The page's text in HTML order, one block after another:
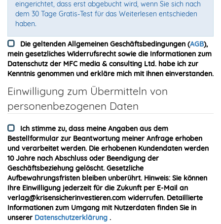
eingerichtet, dass erst abgebucht wird, wenn Sie sich nach
dem 30 Tage Gratis-Test für das Weiterlesen entschieden
haben.
Die geltenden Allgemeinen Geschäftsbedingungen (AGB),
mein gesetzliches Widerrufsrecht sowie die Informationen zum
Datenschutz der MFC media & consulting Ltd. habe ich zur
Kenntnis genommen und erkläre mich mit ihnen einverstanden.
Einwilligung zum Übermitteln von
personenbezogenen Daten
Ich stimme zu, dass meine Angaben aus dem
Bestellformular zur Beantwortung meiner Anfrage erhoben
und verarbeitet werden. Die erhobenen Kundendaten werden
10 Jahre nach Abschluss oder Beendigung der
Geschäftsbeziehung gelöscht. Gesetzliche
Aufbewahrungsfristen bleiben unberührt. Hinweis: Sie können
Ihre Einwilligung jederzeit für die Zukunft per E-Mail an
verlag@krisensicherinvestieren.com widerrufen. Detaillierte
Informationen zum Umgang mit Nutzerdaten finden Sie in
unserer Datenschutzerklärung .